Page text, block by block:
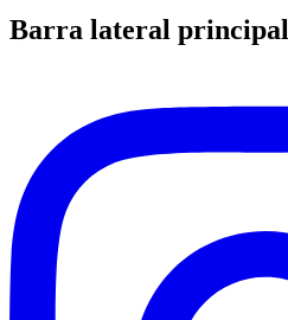
Barra lateral principal